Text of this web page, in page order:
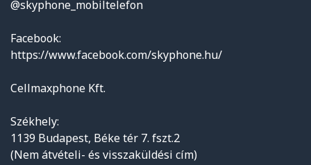
@skyphone_mobiltelefon
Facebook:
https://www.facebook.com/skyphone.hu/
Cellmaxphone Kft.
Székhely:
1139 Budapest, Béke tér 7. fszt.2
(Nem átvételi- és visszaküldési cím)